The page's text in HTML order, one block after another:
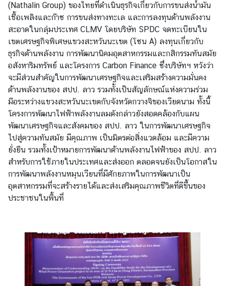
ข้
อ
มู
ล
แ
ข
ว
ง
ต
อ
น
ใ
ต้
ข
อ
ง
ส
.
(Nathalin Group) ของไทยที่ดำเนินธุรกิจเกี่ยวกับการขนส่งน้ำมัน
เชื้อเพลิงและก๊าซ การขนส่งทางทะเล และการลงทุนด้านพลังงาน
สะอาดในกลุ่มประเทศ CLMV โดยบริษัท SPDC จดทะเบียนใน
เขตเศรษฐกิจพิเศษแขวงสะหวันนะเขต (โซน A) ลงทุนเกี่ยวกับ
ธุรกิจด้านพลังงาน การพัฒนานิคมอุตสาหกรรมและกสิกรรมทันสมัย
อสังหาริมทรัพย์ และโครงการ Carbon Finance ซึ่งบริษัทฯ หวังว่า
จะมีส่วนสำคัญในการพัฒนาเศรษฐกิจและเสริมสร้างความมั่นคง
ด้านพลังงานของ สปป. ลาว รวมทั้งเป็นสัญลักษณ์แห่งความร่วม
มือระหว่างแขวงสะหวันนะเขตกับจังหวัดกวางจิของเวียดนาม ทั้งนี้
โครงการพัฒนาไฟฟ้าพลังงานลมดังกล่าวยังสอดคล้องกับแผน
พัฒนาเศรษฐกิจและสังคมของ สปป. ลาว ในการพัฒนาเศรษฐกิจ
ไปสู่ความทันสมัย มีคุณภาพ เป็นมิตรต่อสิ่งแวดล้อม และมีความ
ยั่งยืน รวมทั้งเป้าหมายการพัฒนาด้านพลังงานไฟฟ้าของ สปป. ลาว
สำหรับการใช้ภายในประเทศและส่งออก ตลอดจนยังเป็นโอกาสใน
การพัฒนาพลังงานหมุนเวียนที่มีศักยภาพในการพัฒนาเป็น
อุตสาหกรรมที่จะสร้างรายได้และส่งเสริมคุณภาพชีวิตที่ดีขึ้นของ
ประชาชนในพื้นที่